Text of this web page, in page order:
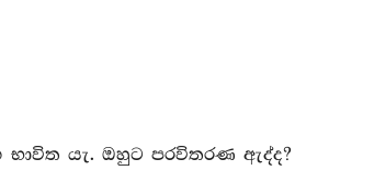
භාවිත යැ. ඔහුට පරවිතරණ ඇද්ද?